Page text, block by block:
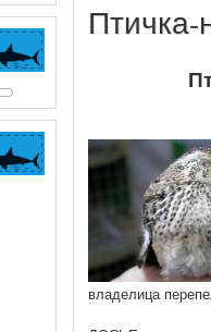
Птичка-
владелица